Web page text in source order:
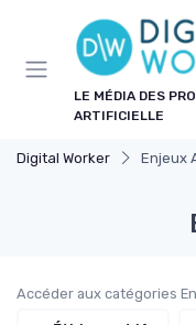
LE MÉDIA DES
ARTIFICIELLE
Digital Worker Enjeux
Accéder aux catégories